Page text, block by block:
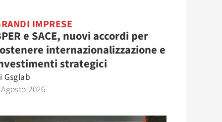
IMPRESE
e SACE, nuovi accordi per
internazionalizzazione e
strategici
Gsglab
2026